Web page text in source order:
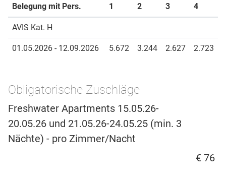
Belegung mit Pers.
1 2 3 4
AVIS Kat. H
01.05.2026 - 12.09.2026 5.672 3.244 2.627 2.723
Obligatorische Zuschläge
Freshwater Apartments 15.05.26-
20.05.26 und 21.05.26-24.05.25 (min. 3
Nächte) - pro Zimmer/Nacht
€ 76